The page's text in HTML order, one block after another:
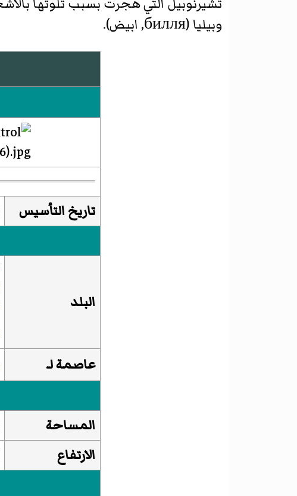
وبيليا (билля, ابيض).
تاريخ التأسيس
البلد
عاصمة لـ
المساحة
الارتفاع